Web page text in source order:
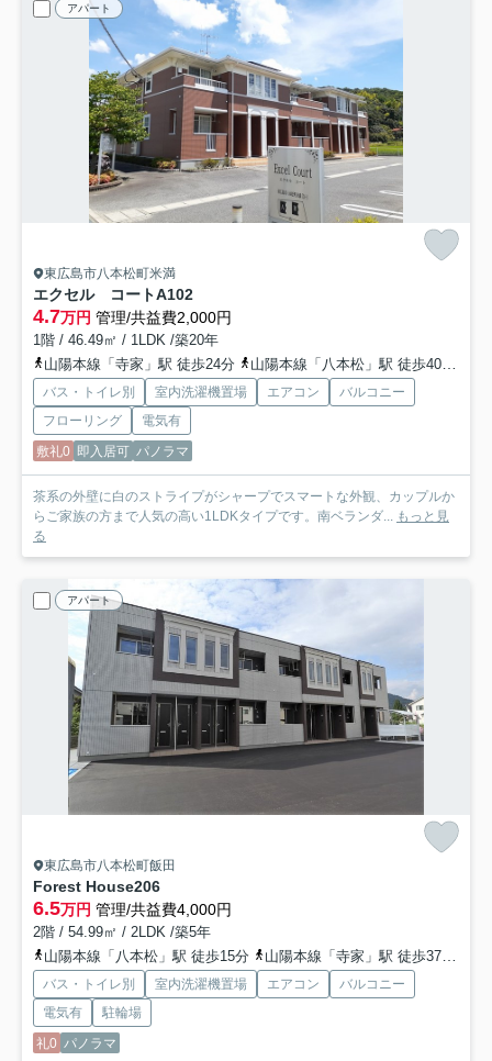
アパート
東広島市八本松町米満
エクセル コートA102
4.7万円 管理/共益費2,000円
1階 / 46.49㎡ / 1LDK /築20年
山陽本線「寺家」駅 徒歩24分
山陽本線「八本松」駅 徒歩40分車8分 3.2km
バス・トイレ別 室内洗濯機置場 エアコン
バルコニー
フローリング
電気有
敷礼0 即入居可 パノラマ
茶系の外壁に白のストライプがシャープでスマートな外観、カップルか
らご家族の方まで人気の高い1LDKタイプです。南ベランダ...
もっと見
る
アパート
東広島市八本松町飯田
Forest House206
6.5万円 管理/共益費4,000円
2階 / 54.99㎡ / 2LDK /築5年
山陽本線「八本松」駅 徒歩15分
山陽本線「寺家」駅 徒歩37分
バス・トイレ別 室内洗濯機置場 エアコン
バルコニー
電気有
駐輪場
礼0 パノラマ